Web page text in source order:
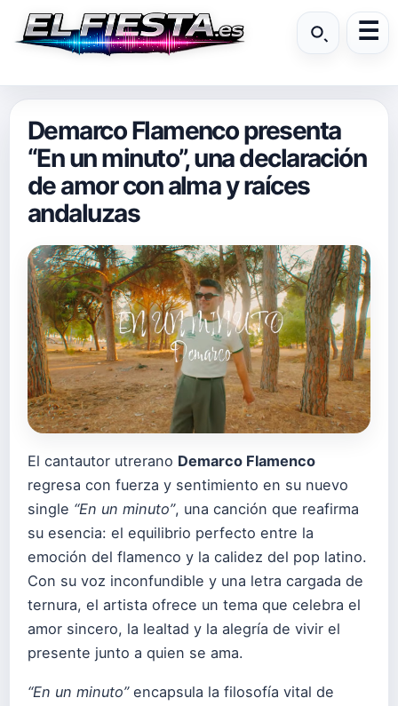
Demarco Flamenco presenta
“En un minuto”, una declaración
de amor con alma y raíces
andaluzas
El cantautor utrerano Demarco Flamenco
regresa con fuerza y sentimiento en su nuevo
single “En un minuto”, una canción que reafirma
su esencia: el equilibrio perfecto entre la
emoción del flamenco y la calidez del pop latino.
Con su voz inconfundible y una letra cargada de
ternura, el artista ofrece un tema que celebra el
amor sincero, la lealtad y la alegría de vivir el
presente junto a quien se ama.
“En un minuto”encapsula la filosofía vital de